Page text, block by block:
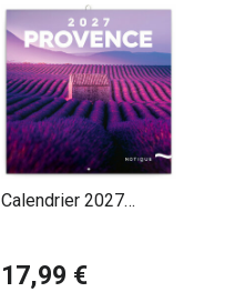
Calendrier 2027
17,99 €